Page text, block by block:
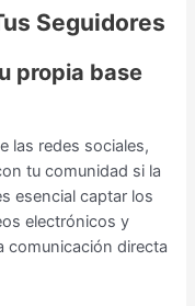
Seguidores
propia base
las redes sociales,
tu comunidad si la
esencial captar los
electrónicos y
comunicación directa